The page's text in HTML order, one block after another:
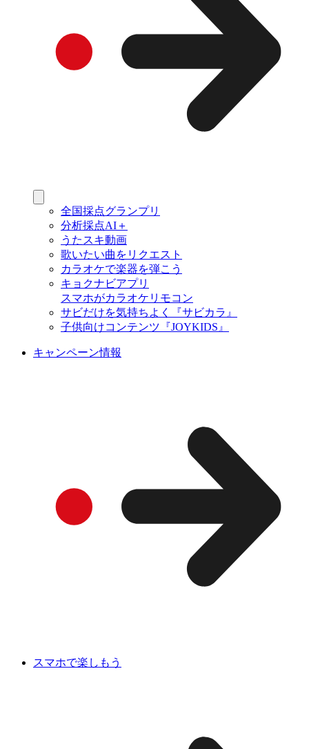
全国採点グランプリ
分析採点AI＋
うたスキ動画
歌いたい曲をリクエスト
カラオケで楽器を弾こう
キョクナビアプリ
スマホがカラオケリモコン
サビだけを気持ちよく『サビカラ』
子供向けコンテンツ『JOYKIDS』
キャンペーン情報
スマホで楽しもう